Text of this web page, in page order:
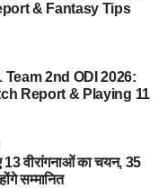
& Fantasy Tips
Team 2nd ODI 2026:
Report & Playing 11
13 वीरांगनाओं का चयन, 35
सम्मानित